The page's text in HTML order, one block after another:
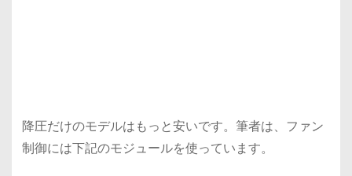
降圧だけのモデルはもっと安いです。筆者は、ファン
制御には下記のモジュールを使っています。